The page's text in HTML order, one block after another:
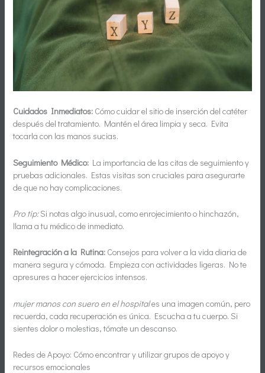
Cuidados Inmediatos: Cómo cuidar el sitio de inserción del catéter
después del tratamiento. Mantén el área limpia y seca. Evita
tocarla con las manos sucias.
Seguimiento Médico: La importancia de las citas de seguimiento y
pruebas adicionales. Estas visitas son cruciales para asegurarte
de que no hay complicaciones.
Pro tip:Si notas algo inusual, como enrojecimiento o hinchazón,
llama a tu médico de inmediato.
Reintegración a la Rutina: Consejos para volver a la vida diaria de
manera segura y cómoda. Empieza con actividades ligeras. No te
apresures a hacer ejercicios intensos.
mujer manos con suero en el hospitales una imagen común, pero
recuerda, cada recuperación es única. Escucha a tu cuerpo. Si
sientes dolor o molestias, tómate un descanso.
Redes de Apoyo: Cómo encontrar y utilizar grupos de apoyo y
recursos emocionales